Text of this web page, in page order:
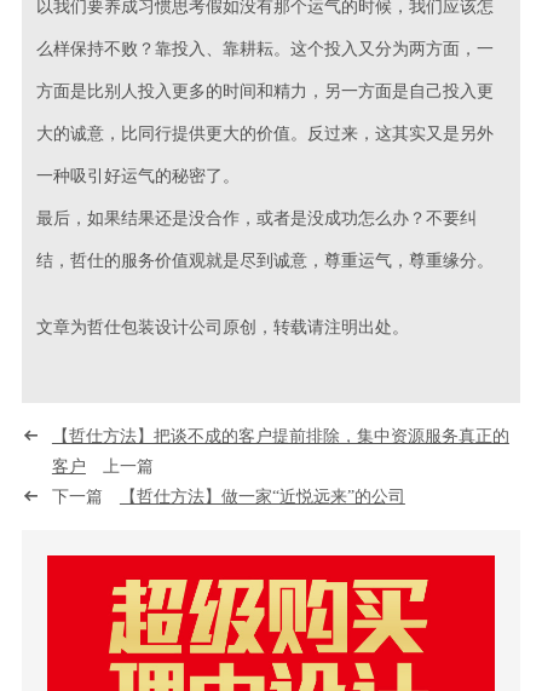
以我们要养成习惯思考假如没有那个运气的时候，我们应该怎
么样保持不败？靠投入、靠耕耘。这个投入又分为两方面，一
方面是比别人投入更多的时间和精力，另一方面是自己投入更
大的诚意，比同行提供更大的价值。反过来，这其实又是另外
一种吸引好运气的秘密了。
最后，如果结果还是没合作，或者是没成功怎么办？不要纠
结，哲仕的服务价值观就是尽到诚意，尊重运气，尊重缘分。
文章为哲仕包装设计公司原创，转载请注明出处。
【哲仕方法】把谈不成的客户提前排除，集中资源服务真正的
客户 上一篇
下一篇
【哲仕方法】做一家“近悦远来”的公司